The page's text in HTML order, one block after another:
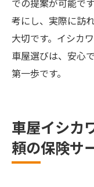
での提案が可能で
考にし、実際に訪
大切です。イシカ
車屋選びは、安心
第一歩です。
車屋イシカ
頼の保険サ